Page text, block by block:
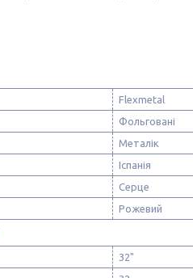
Flexmetal
Фольговані
Металік
Іспанія
Серце
Рожевий
32"